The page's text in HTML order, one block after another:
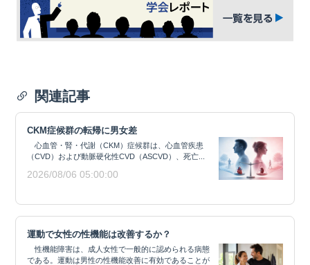
関連記事
CKM症候群の転帰に男女差
心血管・腎・代謝（CKM）症候群は、心血管疾患
（CVD）および動脈硬化性CVD（ASCVD）、死亡...
2026/08/06 05:00:00
運動で女性の性機能は改善するか？
性機能障害は、成人女性で一般的に認められる病態
である。運動は男性の性機能改善に有効であることが